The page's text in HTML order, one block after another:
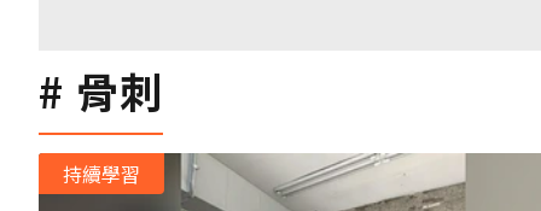
骨刺
持續學習